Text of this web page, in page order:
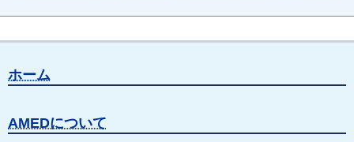
ホーム
AMEDについて